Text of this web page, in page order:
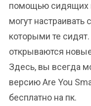
помощью сидящих
могут настраивать
которыми те
открываются
Здесь, вы всегда
версию Are You
бесплатно на пк.